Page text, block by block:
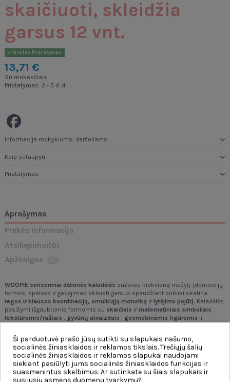
skaičiuoti, skleidžia
garsus 12 vnt.
Greitas Pristatymas
13,71 €
Su mokesčiais
Pristatymas: 2 - 5 d. d.
Informacija mokykloms, darželiams
Kaip sutaupyti
Pristatymas
Aprašymas
Prekės informacija
Atsiliepimai(0)
Apžvalgos
WOOPIE sensoriniai dėlionės kaladėlės sužavės kiekvieną mažylį. Įdomios jų
formos, spalvos ir gebėjimas skleisti garsus spaudžiant puikiai skatina
regos ir klausos koordinaciją, smulkiąją motoriką ir lytėjimo pojūtį. Kaladėlės
pasižymi išgaubtomis formomis su skaičiais ir matematiniais simboliais ,
tekstūromis/raštais , gyvūnų atvaizdais , geometrinėmis figūromis ir
liesti, o spaudžiant
skleidžia garsus
. Dėl savo struktūros jos taip pat puikiai
tinka kaipkramtukai. Kaladėlės taip pat turi lavinamosios vertės, nes
skaičiuoti, nes leidžia atlikti paprastus matematinius veiksmus. Be to,
gyvūnų atvaizdai leidžia vaikams susipažinti sugamtos pasauliu.Šis
produktas, pasižymintis prislopintomis spalvomis, tinka12 mėnesių ir
vyresniems vaikams.
Ši parduotuvė prašo jūsų sutikti su slapukais našumo,
socialinės žiniasklaidos ir reklamos tikslais. Trečiųjų šalių
socialinės žiniasklaidos ir reklamos slapukai naudojami
siekiant pasiūlyti jums socialinės žiniasklaidos funkcijas ir
suasmenintus skelbimus. Ar sutinkate su šiais slapukais ir
susijusiu asmens duomenų tvarkymu?